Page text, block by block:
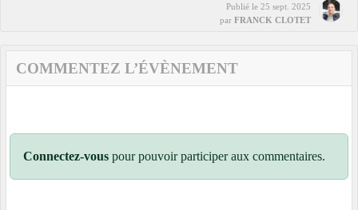
Publié le 25 sept. 2025
par FRANCK CLOTET
COMMENTEZ L’ÉVÈNEMENT
Connectez-vous pour pouvoir participer aux commentaires.